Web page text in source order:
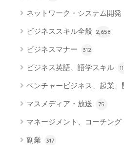
ネットワーク・システム開
ビジネススキル全般 2,658
ビジネスマナー 312
ビジネス英語、語学スキル
ベンチャービジネス、起業、
マスメディア・放送 75
マネージメント、コーチング
副業 317